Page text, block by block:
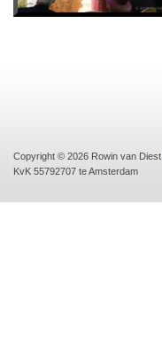
Copyright © 2026 Rowin van Diest.
KvK 55792707 te Amsterdam